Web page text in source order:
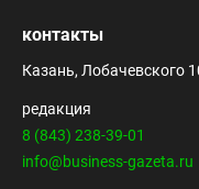
контакты
Казань, Лобачевского
редакция
8 (843) 238-39-01
info@business-gazeta.ru